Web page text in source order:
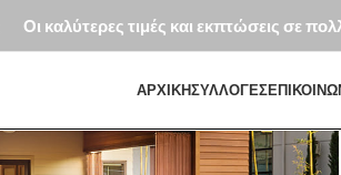
Οι καλύτερες τιμές και εκπτώσεις σε
ΑΡΧΙΚΗΣΥΛΛΟΓΕΣ